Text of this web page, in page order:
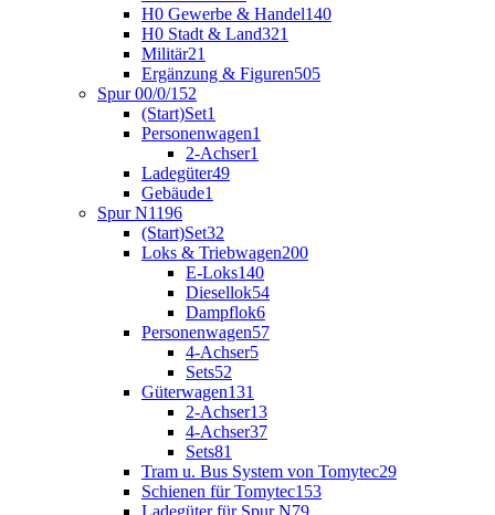
H0 Gewerbe & Handel140
H0 Stadt & Land321
Militär21
Ergänzung & Figuren505
Spur 00/0/1 52
(Start)Set1
Personenwagen1
2-Achser1
Ladegüter49
Gebäude1
Spur N1196
(Start)Set32
Loks & Triebwagen200
E-Loks140
Diesellok54
Dampflok6
Personenwagen57
4-Achser5
Sets52
Güterwagen131
2-Achser13
4-Achser37
Sets81
Tram u. Bus System von Tomytec29
Schienen für Tomytec153
Ladegüter für Spur N79